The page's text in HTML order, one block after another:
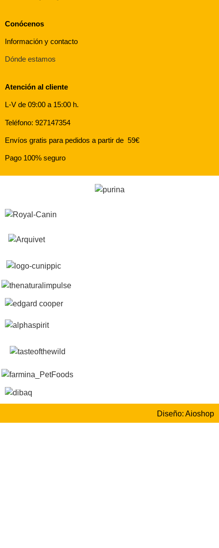
Conócenos
Información y contacto
Dónde estamos
Atención al cliente
L-V de 09:00 a 15:00 h.
Teléfono: 927147354
Envíos gratis para pedidos a partir de 59€
Pago 100% seguro
Diseño: Aioshop